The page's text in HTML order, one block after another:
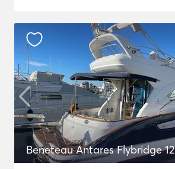
Beneteau Antares Flybridge 12